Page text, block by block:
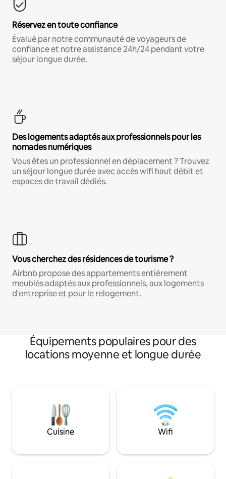
Réservez en toute confiance
Évalué par notre communauté de voyageurs de
confiance et notre assistance 24h/24 pendant votre
séjour longue durée.
Des logements adaptés aux professionnels pour les
nomades numériques
Vous êtes un professionnel en déplacement ? Trouvez
un séjour longue durée avec accès wifi haut débit et
espaces de travail dédiés.
Vous cherchez des résidences de tourisme ?
Airbnb propose des appartements entièrement
meublés adaptés aux professionnels, aux logements
d'entreprise et pour le relogement.
Équipements populaires pour des
locations moyenne et longue durée
Cuisine Wifi